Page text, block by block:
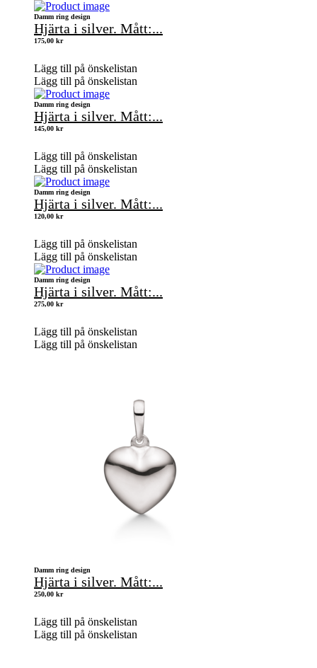
Damm ring design
Hjärta i silver. Mått:...
175,00 kr
Lägg till på önskelistan
Lägg till på önskelistan
Damm ring design
Hjärta i silver. Mått:...
145,00 kr
Lägg till på önskelistan
Lägg till på önskelistan
Damm ring design
Hjärta i silver. Mått:...
120,00 kr
Lägg till på önskelistan
Lägg till på önskelistan
Damm ring design
Hjärta i silver. Mått:...
275,00 kr
Lägg till på önskelistan
Lägg till på önskelistan
Damm ring design
Hjärta i silver. Mått:...
250,00 kr
Lägg till på önskelistan
Lägg till på önskelistan